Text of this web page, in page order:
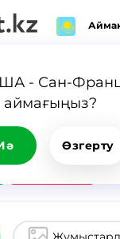
- Сан-
аймағыңыз?
Өзгерту